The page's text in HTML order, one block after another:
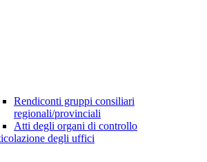
Rendiconti gruppi consiliari
regionali/provinciali
Atti degli organi di controllo
degli uffici